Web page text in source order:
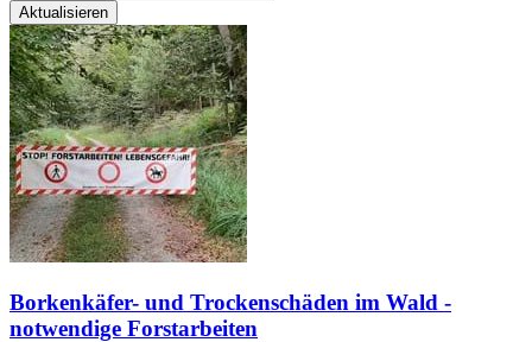
Aktualisieren
Borkenkäfer- und Trockenschäden im Wald -
notwendige Forstarbeiten